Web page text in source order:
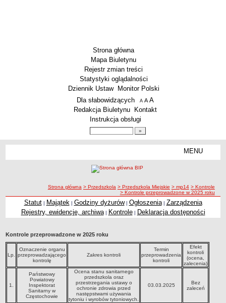
Strona główna
Mapa Biuletynu
Rejestr zmian treści
Statystyki oglądalności
Dziennik Ustaw
Monitor Polski
Menu dodatkowe
Dla słabowidzących A pomniejsz czcionkę
A standardowy rozmiar czcionki
A
Redakcja Biuletynu
Kontakt
Instrukcja obsługi
MENU
Zespoły Szkół
Techniczne Zakłady Naukowe
Przedszkola Miejskie
ARCHIWUM SZKÓŁ I PLACÓWEK
Zlikwidowane gimnazja
Przekształcone szkoły i placówki
Wielofunkcyjna Placówka
SPECJALNE OŚRODKI SZKOLNO-WYCHOWAWCZE
ścieżka nawigacji
Strona główna > Przedszkola > Przedszkola Miejskie > mp14 > Kontrole
> Kontrole przeprowadzone w 2025 roku
Statut| Majątek | Godziny dyżurów| Ogłoszenia| Zarządzenia
Rejestry, ewidencje, archiwa| Kontrole| Deklaracja dostępności
Kontrole przeprowadzone w 2025 roku
Lp.
Oznaczenie organu
przeprowadzającego
kontrolę
Zakres kontroli
Termin
przeprowadzenia
kontroli
Efekt
kontroli
(ocena,
zalecenia)
1.
Państwowy
Powiatowy
Inspektorat
Sanitarny w
Częstochowie
Ocena stanu sanitarnego
przedszkola oraz
przestrzegania ustawy o
ochronie zdrowia przed
następstwami używania
tytoniu i wyrobów tytoniowych.
03.03.2025
Bez
zaleceń